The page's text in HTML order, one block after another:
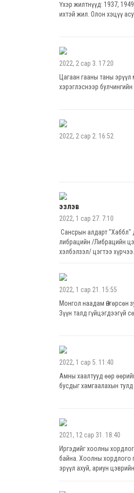
Үхэр жилтнүүд: 1937,
ихтэй жил. Олон хэцүү
2022, 2 сар 3. 17:20
Цагаан гааны таны эрүүл
хэрэглэснээр
2022, 2 сар 2. 16:52
эзлэв
2022, 1 сар 27. 7:10
Сансрын алдарт "Хаббл"
либрацийн /Либрацийн
хэлбэлзэл/ цэгтээ
2022, 1 сар 21. 15:55
Монгол наадам Өнгөрсөн
Зүүн талд гүйцэгдээгүй
2022, 1 сар 5. 11:40
Амны хаалтууд өөр
бусдыг хамгаалахын
2021, 12 сар 31. 18:40
Иргэдийг хоолны
байна. Хоолны хордлого
эрүүл ахуй, ариун